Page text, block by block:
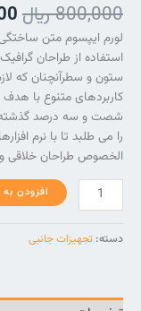
800,000ریال
لورم ایپسوم متن
استفاده از طراحان
ستون و سطرآنچنان که
کاربردهای متنوع با هدف
شصت و سه درصد
را می طلبد تا با نرم
الخصوص طراحان خلاقی
افزودن
دسته: تجهیزات جانبی